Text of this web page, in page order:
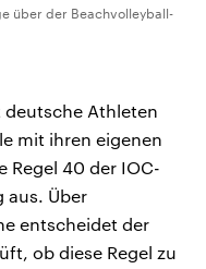
über der Beachvolleyball-
deutsche Athleten
mit ihren eigenen
Regel 40 der IOC-
aus. Über
entscheidet der
ob diese Regel zu